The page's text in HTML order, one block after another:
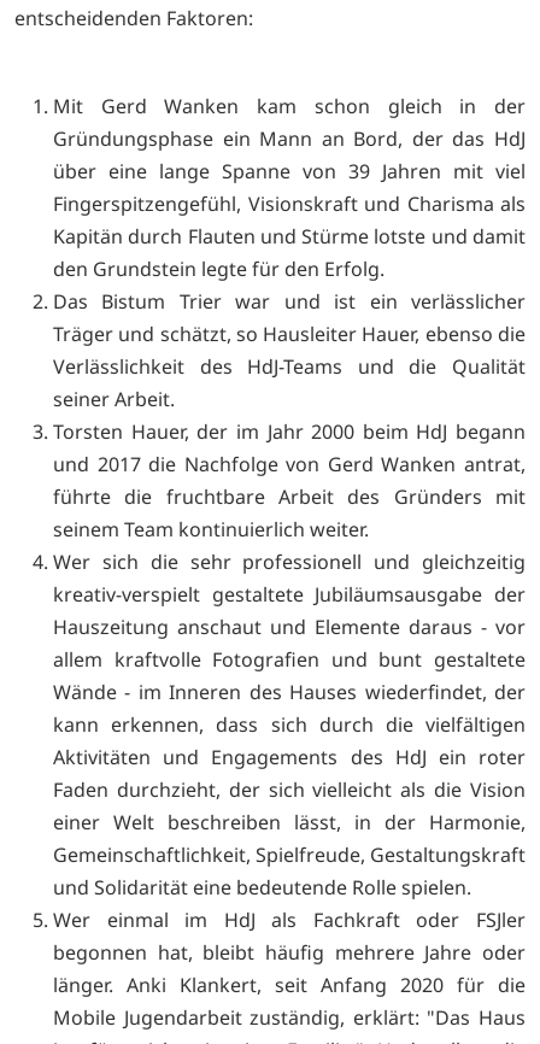
entscheidenden Faktoren:
Mit Gerd Wanken kam schon gleich in der
Gründungsphase ein Mann an Bord, der das HdJ
über eine lange Spanne von 39 Jahren mit viel
Fingerspitzengefühl, Visionskraft und Charisma als
Kapitän durch Flauten und Stürme lotste und damit
den Grundstein legte für den Erfolg.
Das Bistum Trier war und ist ein verlässlicher
Träger und schätzt, so Hausleiter Hauer, ebenso die
Verlässlichkeit des HdJ-Teams und die Qualität
seiner Arbeit.
Torsten Hauer, der im Jahr 2000 beim HdJ begann
und 2017 die Nachfolge von Gerd Wanken antrat,
führte die fruchtbare Arbeit des Gründers mit
seinem Team kontinuierlich weiter.
Wer sich die sehr professionell und gleichzeitig
kreativ-verspielt gestaltete Jubiläumsausgabe der
Hauszeitung anschaut und Elemente daraus - vor
allem kraftvolle Fotografien und bunt gestaltete
Wände - im Inneren des Hauses wiederfindet, der
kann erkennen, dass sich durch die vielfältigen
Aktivitäten und Engagements des HdJ ein roter
Faden durchzieht, der sich vielleicht als die Vision
einer Welt beschreiben lässt, in der Harmonie,
Gemeinschaftlichkeit, Spielfreude, Gestaltungskraft
und Solidarität eine bedeutende Rolle spielen.
Wer einmal im HdJ als Fachkraft oder FSJler
begonnen hat, bleibt häufig mehrere Jahre oder
länger. Anki Klankert, seit Anfang 2020 für die
Mobile Jugendarbeit zuständig, erklärt: "Das Haus